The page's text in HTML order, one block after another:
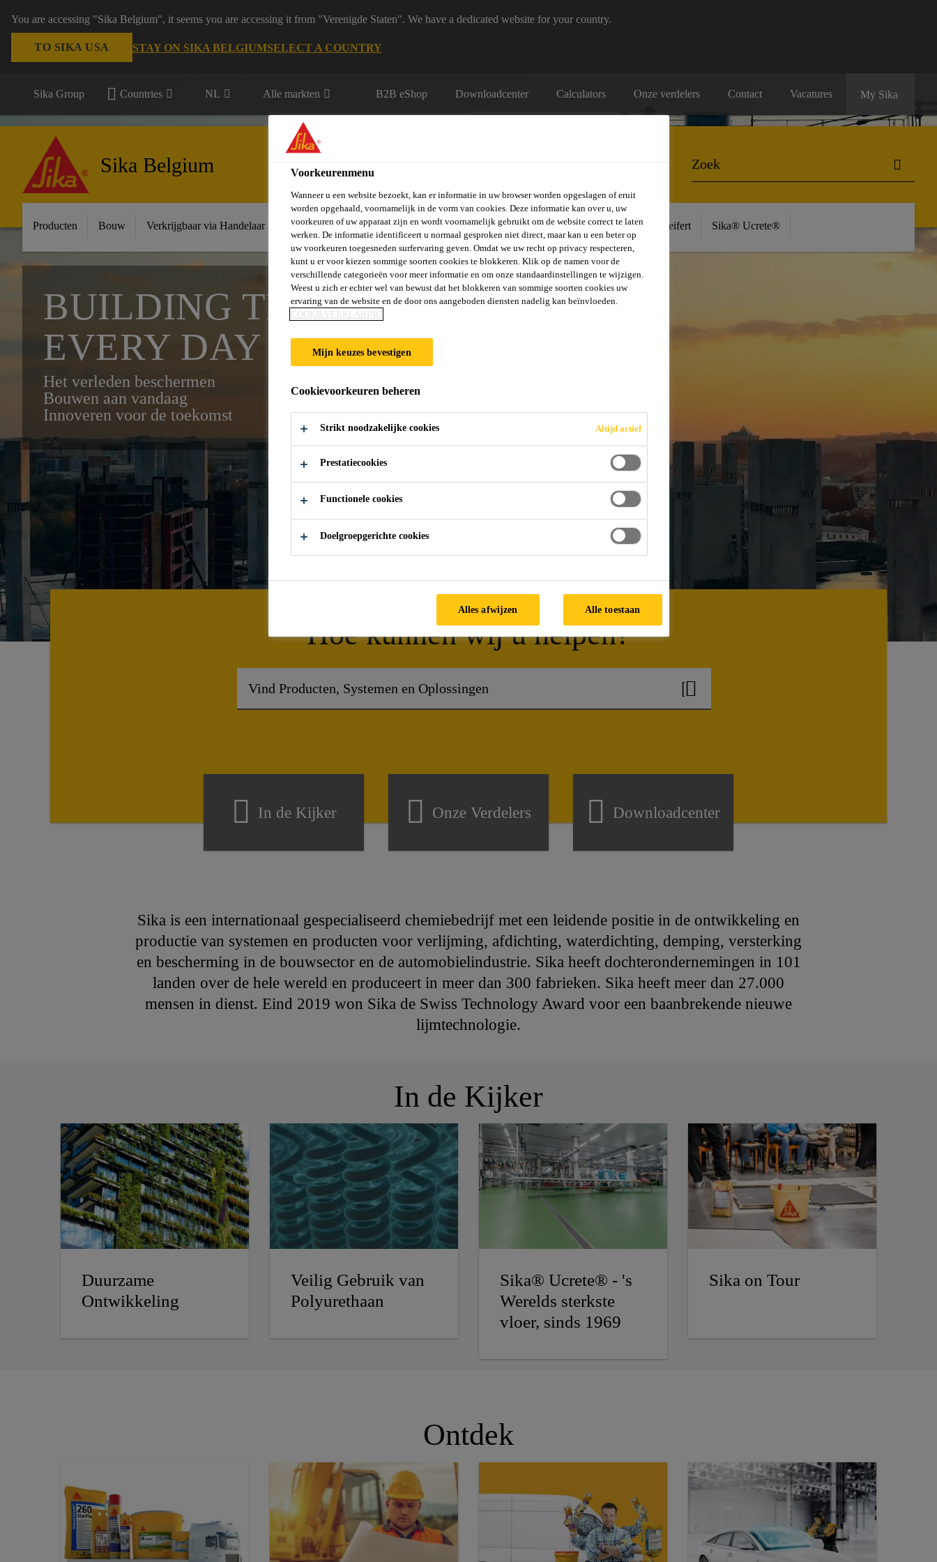
You are accessing "Sika Belgium", it seems you are accessing it from "Verenigde Staten". We have a dedicated website for your country.
TO SIKA USA STAY ON SIKA BELGIUMSELECT A COUNTRY
Sika Group Countries NL Alle markten B2B eShop Downloadcenter Calculators Onze verdelers Contact Vacatures My Sika
Sika Belgium
Producten Bouw Verkrijgbaar via Handelaar Industrie Over Ons Sika at Work Knowledge Center Carrière Seifert Sika® Ucrete®
BUILDING TRUST
EVERY DAY
Het verleden beschermen
Bouwen aan vandaag
Innoveren voor de toekomst
Hoe kunnen wij u helpen?
In de Kijker Onze Verdelers Downloadcenter
Sika is een internationaal gespecialiseerd chemiebedrijf met een leidende positie in de ontwikkeling en
productie van systemen en producten voor verlijming, afdichting, waterdichting, demping, versterking
en bescherming in de bouwsector en de automobielindustrie. Sika heeft dochterondernemingen in 101
landen over de hele wereld en produceert in meer dan 300 fabrieken. Sika heeft meer dan 27.000
mensen in dienst. Eind 2019 won Sika de Swiss Technology Award voor een baanbrekende nieuwe
lijmtechnologie.
In de Kijker
Duurzame
Ontwikkeling
Veilig Gebruik van
Polyurethaan
Sika® Ucrete® - 's
Werelds sterkste
vloer, sinds 1969
Sika on Tour
Ontdek
Voorkeurenmenu
Wanneer u een website bezoekt, kan er informatie in uw browser worden opgeslagen of eruit
worden opgehaald, voornamelijk in de vorm van cookies. Deze informatie kan over u, uw
voorkeuren of uw apparaat zijn en wordt voornamelijk gebruikt om de website correct te laten
werken. De informatie identificeert u normaal gesproken niet direct, maar kan u een beter op
uw voorkeuren toegesneden surfervaring geven. Omdat we uw recht op privacy respecteren,
kunt u er voor kiezen sommige soorten cookies te blokkeren. Klik op de namen voor de
verschillende categorieën voor meer informatie en om onze standaardinstellingen te wijzigen.
Weest u zich er echter wel van bewust dat het blokkeren van sommige soorten cookies uw
ervaring van de website en de door ons aangeboden diensten nadelig kan beïnvloeden.
COOKIEVERKLARING
Mijn keuzes bevestigen
Cookievoorkeuren beheren
Strikt noodzakelijke cookies Altijd actief
Prestatiecookies
Functionele cookies
Doelgroepgerichte cookies
Alles afwijzen Alle toestaan